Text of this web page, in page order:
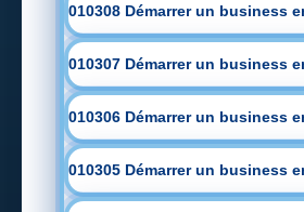
010308 Démarrer un business
010307 Démarrer un business
010306 Démarrer un business
010305 Démarrer un business